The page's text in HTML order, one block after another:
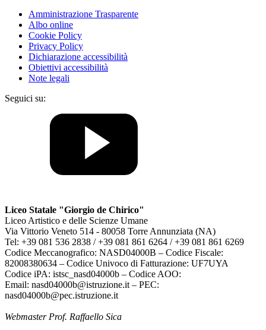
Amministrazione Trasparente
Albo online
Cookie Policy
Privacy Policy
Dichiarazione accessibilità
Obiettivi accessibilità
Note legali
Seguici su:
Liceo Statale "Giorgio de Chirico"
Liceo Artistico e delle Scienze Umane
Via Vittorio Veneto 514 - 80058 Torre Annunziata (NA)
Tel: +39 081 536 2838 / +39 081 861 6264 / +39 081 861 6269
Codice Meccanografico: NASD04000B – Codice Fiscale:
82008380634 – Codice Univoco di Fatturazione: UF7UYA
Codice iPA: istsc_nasd04000b – Codice AOO:
Email: nasd04000b@istruzione.it – PEC:
nasd04000b@pec.istruzione.it
Webmaster Prof. Raffaello Sica